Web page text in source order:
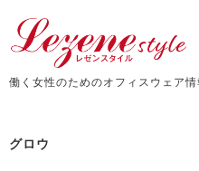
働く女性のためのオフィスウェア情
グロウ